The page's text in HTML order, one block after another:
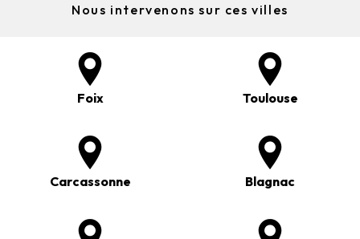
Nous intervenons sur ces villes
Foix Toulouse
Carcassonne Blagnac